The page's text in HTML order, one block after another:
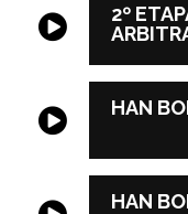
2º
HAN
HAN